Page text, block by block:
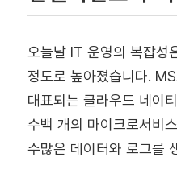
오늘날 IT 운영의 복잡성
정도로 높아졌습니다.
대표되는 클라우드 네이
수백 개의 마이크로서비
수많은 데이터와 로그를